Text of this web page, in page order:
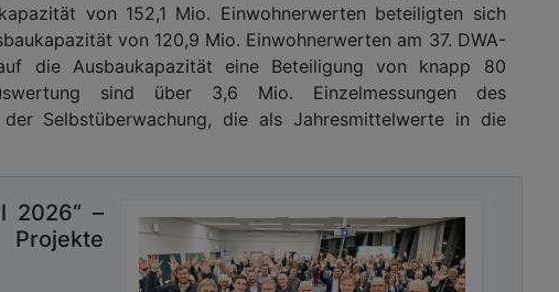
von 152,1 Mio. Einwohnerwerten beteiligten sich
von 120,9 Mio. Einwohnerwerten am 37. DWA-
die Ausbaukapazität eine Beteiligung von knapp 80
sind über 3,6 Mio. Einzelmessungen des
der Selbstüberwachung, die als Jahresmittelwerte in die
2026“ –
Projekte